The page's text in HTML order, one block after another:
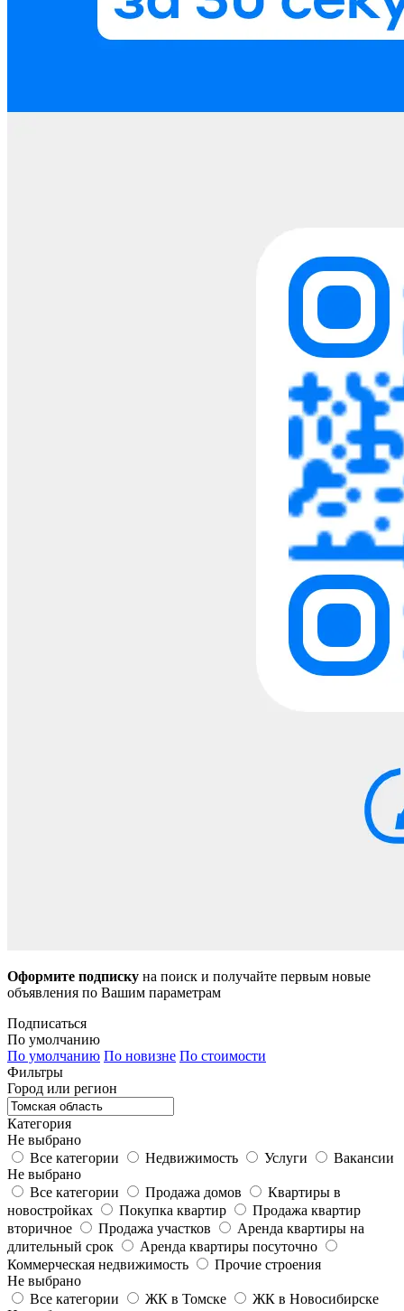
Оформите подписку на поиск и получайте первым новые
объявления по Вашим параметрам
Подписаться
По умолчанию
По умолчанию По новизне По стоимости
Фильтры
Город или регион
Категория
Не выбрано
Все категории
Недвижимость Услуги
Вакансии
Не выбрано
Все категории
Продажа домов
Квартиры в
новостройках
Покупка квартир
Продажа квартир
вторичное
Продажа участков
Аренда квартиры на
длительный срок
Аренда квартиры посуточно
Коммерческая недвижимость
Прочие строения
Не выбрано
Все категории
ЖК в Томске
ЖК в Новосибирске